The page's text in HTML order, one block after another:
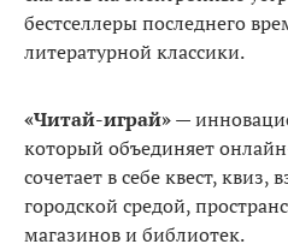
бестселлеры последнего
литературной классики.
«Читай-играй»—
который объединяет
сочетает в себе квест, квиз,
городской средой,
магазинов и библиотек.